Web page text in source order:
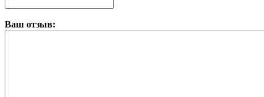
Ваш отзыв: